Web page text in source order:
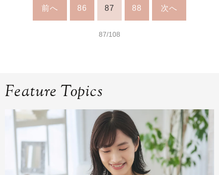
前へ 86 87 88 次へ
87/108
Feature Topics